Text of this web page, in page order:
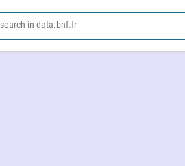
search in data.bnf.fr